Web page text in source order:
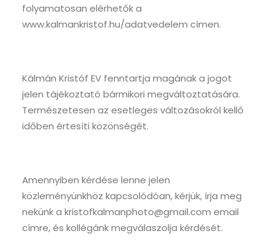
folyamatosan elérhetők a
www.kalmankristof.hu/adatvedelem címen.
Kálmán Kristóf EV fenntartja magának a jogot
jelen tájékoztató bármikori megváltoztatására.
Természetesen az esetleges változásokról kellő
időben értesíti közönségét.
Amennyiben kérdése lenne jelen
közleményünkhöz kapcsolódóan, kérjük, írja meg
nekünk a kristofkalmanphoto@gmail.com email
címre, és kollégánk megválaszolja kérdését.